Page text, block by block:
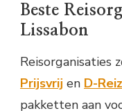
Beste
Lissabon
Reisorganisaties
Prijsvrij en D-
pakketten aan